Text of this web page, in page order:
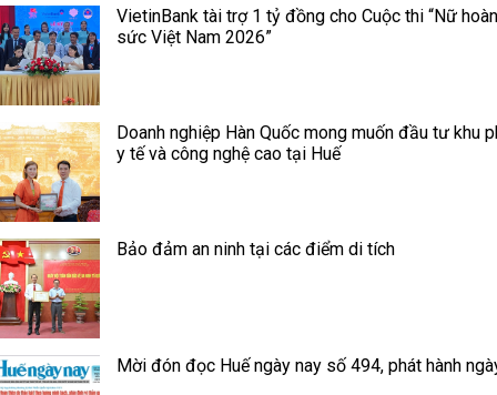
VietinBank tài trợ 1 tỷ đồng cho Cuộc thi “Nữ
sức Việt Nam 2026”
Doanh nghiệp Hàn Quốc mong muốn đầu tư khu
y tế và công nghệ cao tại Huế
Bảo đảm an ninh tại các điểm di tích
Mời đón đọc Huế ngày nay số 494, phát hành